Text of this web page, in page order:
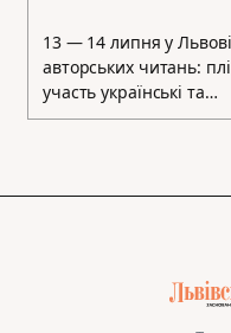
13 — 14 липня у
авторських читань:
участь українські та…